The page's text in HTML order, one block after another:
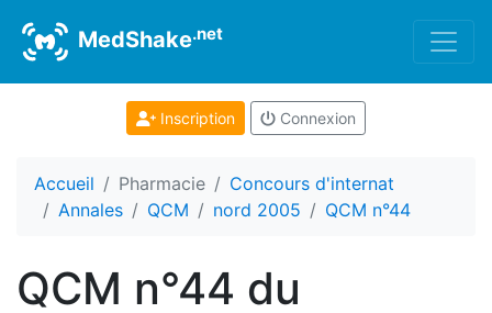
MedShake.net
Inscription Connexion
Accueil Pharmacie
Concours d'internat
Annales
QCM nord 2005 QCM n°44
QCM n°44 du